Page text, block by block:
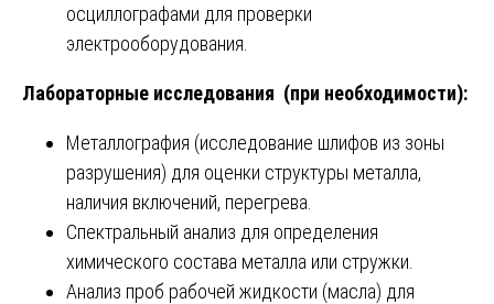
осциллографами для проверки
электрооборудования.
Лабораторные исследования (при необходимости):
Металлография (исследование шлифов из зоны
разрушения) для оценки структуры металла,
наличия включений, перегрева.
Спектральный анализ для определения
химического состава металла или стружки.
Анализ проб рабочей жидкости (масла) для